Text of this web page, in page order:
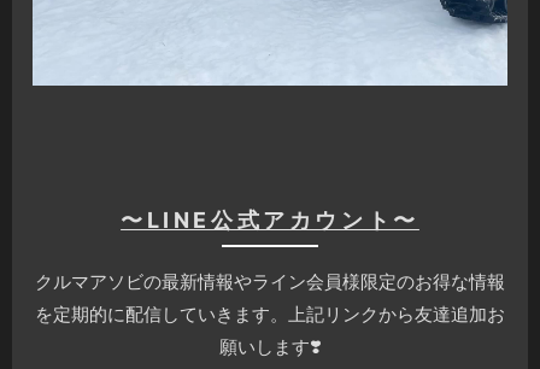
〜LINE公式アカウント〜
クルマアソビの最新情報やライン会員様限定のお得な情報
を定期的に配信していきます。上記リンクから友達追加お
願いします❣️